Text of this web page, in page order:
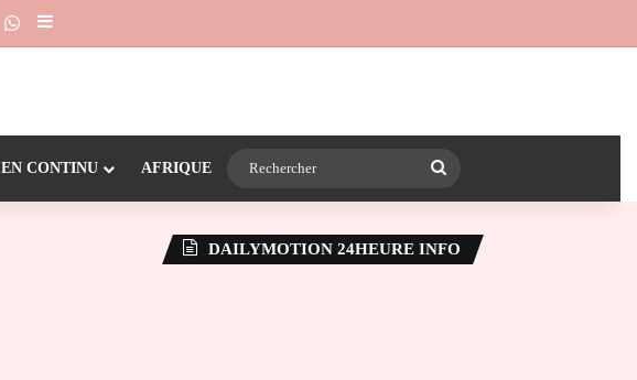
Dailymotion
Suivre la chaîne 24heureinfo sur WhatsApp
Sidebar (barre latérale)
EN CONTINU AFRIQUE
DAILYMOTION 24HEURE INFO